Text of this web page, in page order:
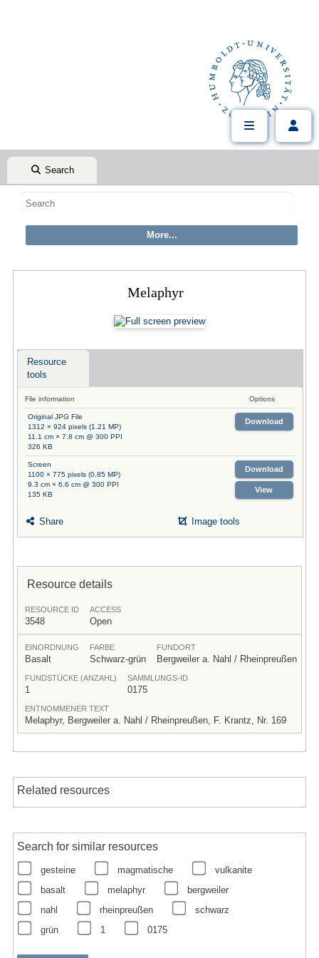
Search
Melaphyr
Resource
tools
File information Options
Original JPG File
1312 × 924 pixels (1.21 MP)
11.1 cm × 7.8 cm @ 300 PPI
326 KB
Download
Screen
1100 × 775 pixels (0.85 MP)
9.3 cm × 6.6 cm @ 300 PPI
135 KB
Download
View
Share Image tools
Resource details
RESOURCE ID
3548
ACCESS
Open
EINORDNUNG
Basalt
FARBE
Schwarz-grün
FUNDORT
Bergweiler a. Nahl / Rheinpreußen
FUNDSTÜCKE (ANZAHL)
1
SAMMLUNGS-ID
0175
ENTNOMMENER TEXT
Melaphyr, Bergweiler a. Nahl / Rheinpreußen, F. Krantz, Nr. 169
Related resources
Search for similar resources
gesteine magmatische
vulkanite
basalt
melaphyr
bergweiler
nahl
rheinpreußen
schwarz
grün
1 0175